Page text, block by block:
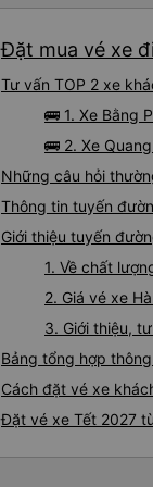
Đặt mua vé xe
Tư vấn TOP 2 xe
🚌 1. Xe Bằng
🚌 2. Xe
Những câu hỏi
Thông tin tuyến
Giới thiệu tuyến
1. Về chất
2. Giá vé xe
3. Giới thiệu,
Bảng tổng hợp
Cách đặt vé xe
Đặt vé xe Tết 2027